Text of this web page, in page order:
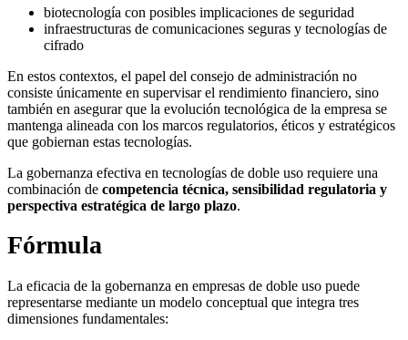
biotecnología con posibles implicaciones de seguridad
infraestructuras de comunicaciones seguras y tecnologías de
cifrado
En estos contextos, el papel del consejo de administración no
consiste únicamente en supervisar el rendimiento financiero, sino
también en asegurar que la evolución tecnológica de la empresa se
mantenga alineada con los marcos regulatorios, éticos y estratégicos
que gobiernan estas tecnologías.
La gobernanza efectiva en tecnologías de doble uso requiere una
combinación de competencia técnica, sensibilidad regulatoria y
perspectiva estratégica de largo plazo.
Fórmula
La eficacia de la gobernanza en empresas de doble uso puede
representarse mediante un modelo conceptual que integra tres
dimensiones fundamentales: